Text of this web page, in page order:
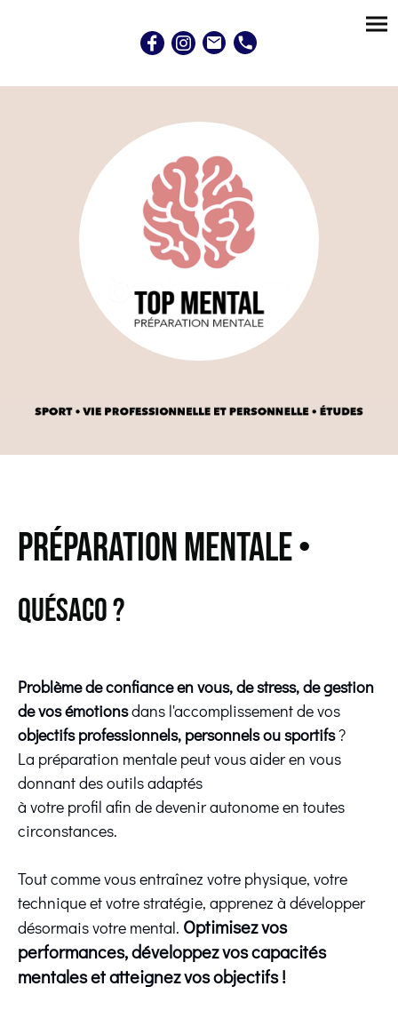
préparation mentale •
quésaco ?
Problème de confiance en vous, de stress, de gestion
de vos émotionsdans l'accomplissement de vos
objectifs professionnels, personnels ou sportifs?
La préparation mentale peut vous aider en vous
donnant des outils adaptés
à votre profil afin de devenir autonome en toutes
circonstances.
Tout comme vous entraînez votre physique, votre
technique et votre stratégie, apprenez à développer
désormais votre mental. Optimisez vos
performances, développez vos capacités
mentales et atteignez vos objectifs !